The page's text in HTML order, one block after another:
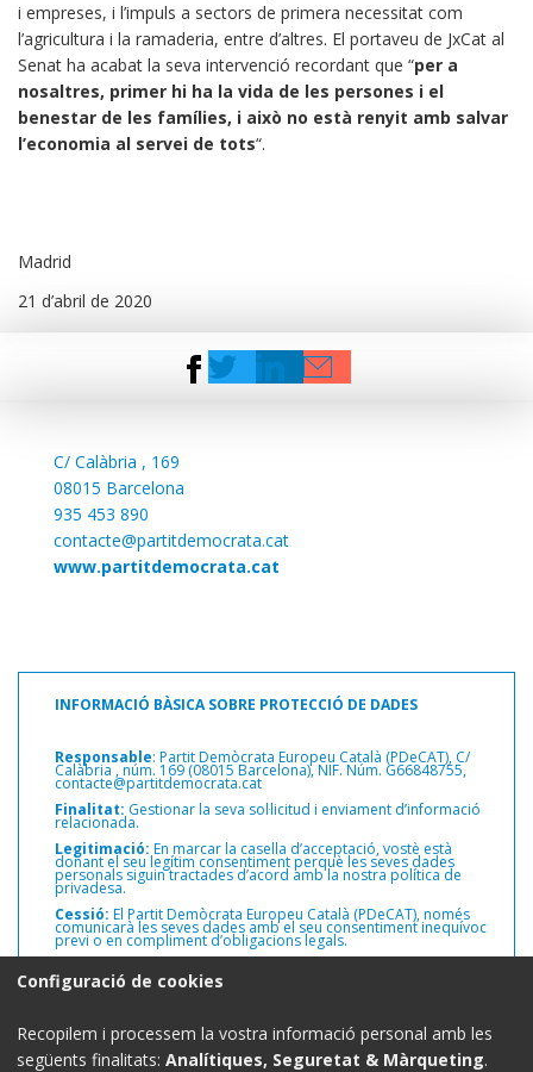
i empreses, i l’impuls a sectors de primera necessitat com
l’agricultura i la ramaderia, entre d’altres. El portaveu de JxCat al
Senat ha acabat la seva intervenció recordant que “per a
nosaltres, primer hi ha la vida de les persones i el
benestar de les famílies, i això no està renyit amb salvar
l’economia al servei de tots“.
Madrid
21 d’abril de 2020
C/ Calàbria , 169
08015 Barcelona
935 453 890
contacte@partitdemocrata.cat
www.partitdemocrata.cat
INFORMACIÓ BÀSICA SOBRE PROTECCIÓ DE DADES
Responsable: Partit Demòcrata Europeu Català (PDeCAT), C/
Calàbria ,núm. 169 (08015 Barcelona), NIF. Núm. G66848755,
contacte@partitdemocrata.cat
Finalitat: Gestionar la seva sol·licitud i enviament d’informació
relacionada.
Legitimació: En marcar la casella d’acceptació, vostè està
donant el seu legítim consentiment perquè les seves dades
personals siguin tractades d’acord amb la nostra política de
privadesa.
Cessió: El Partit Demòcrata Europeu Català (PDeCAT), només
comunicarà les seves dades amb el seu consentiment inequívoc
previ o en compliment d’obligacions legals.
seves dades personals, així com altres drets, com s’explica a la
informació addicional.
detallada sobre protecció de dades a la web del Partit
Demòcrata Europeu Català (PDeCAT)www.partitdemocrata.cat
Configuració de cookies
Recopilem i processem la vostra informació personal amb les
següents finalitats: Analítiques, Seguretat & Màrqueting.